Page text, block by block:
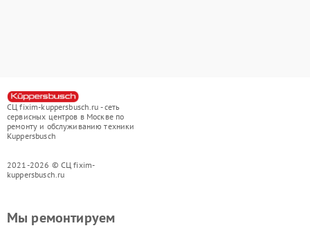
СЦ fixim-kuppersbusch.ru - сеть
сервисных центров в Москве по
ремонту и обслуживанию техники
Kuppersbusch
2021-2026 © СЦ fixim-
kuppersbusch.ru
Мы ремонтируем